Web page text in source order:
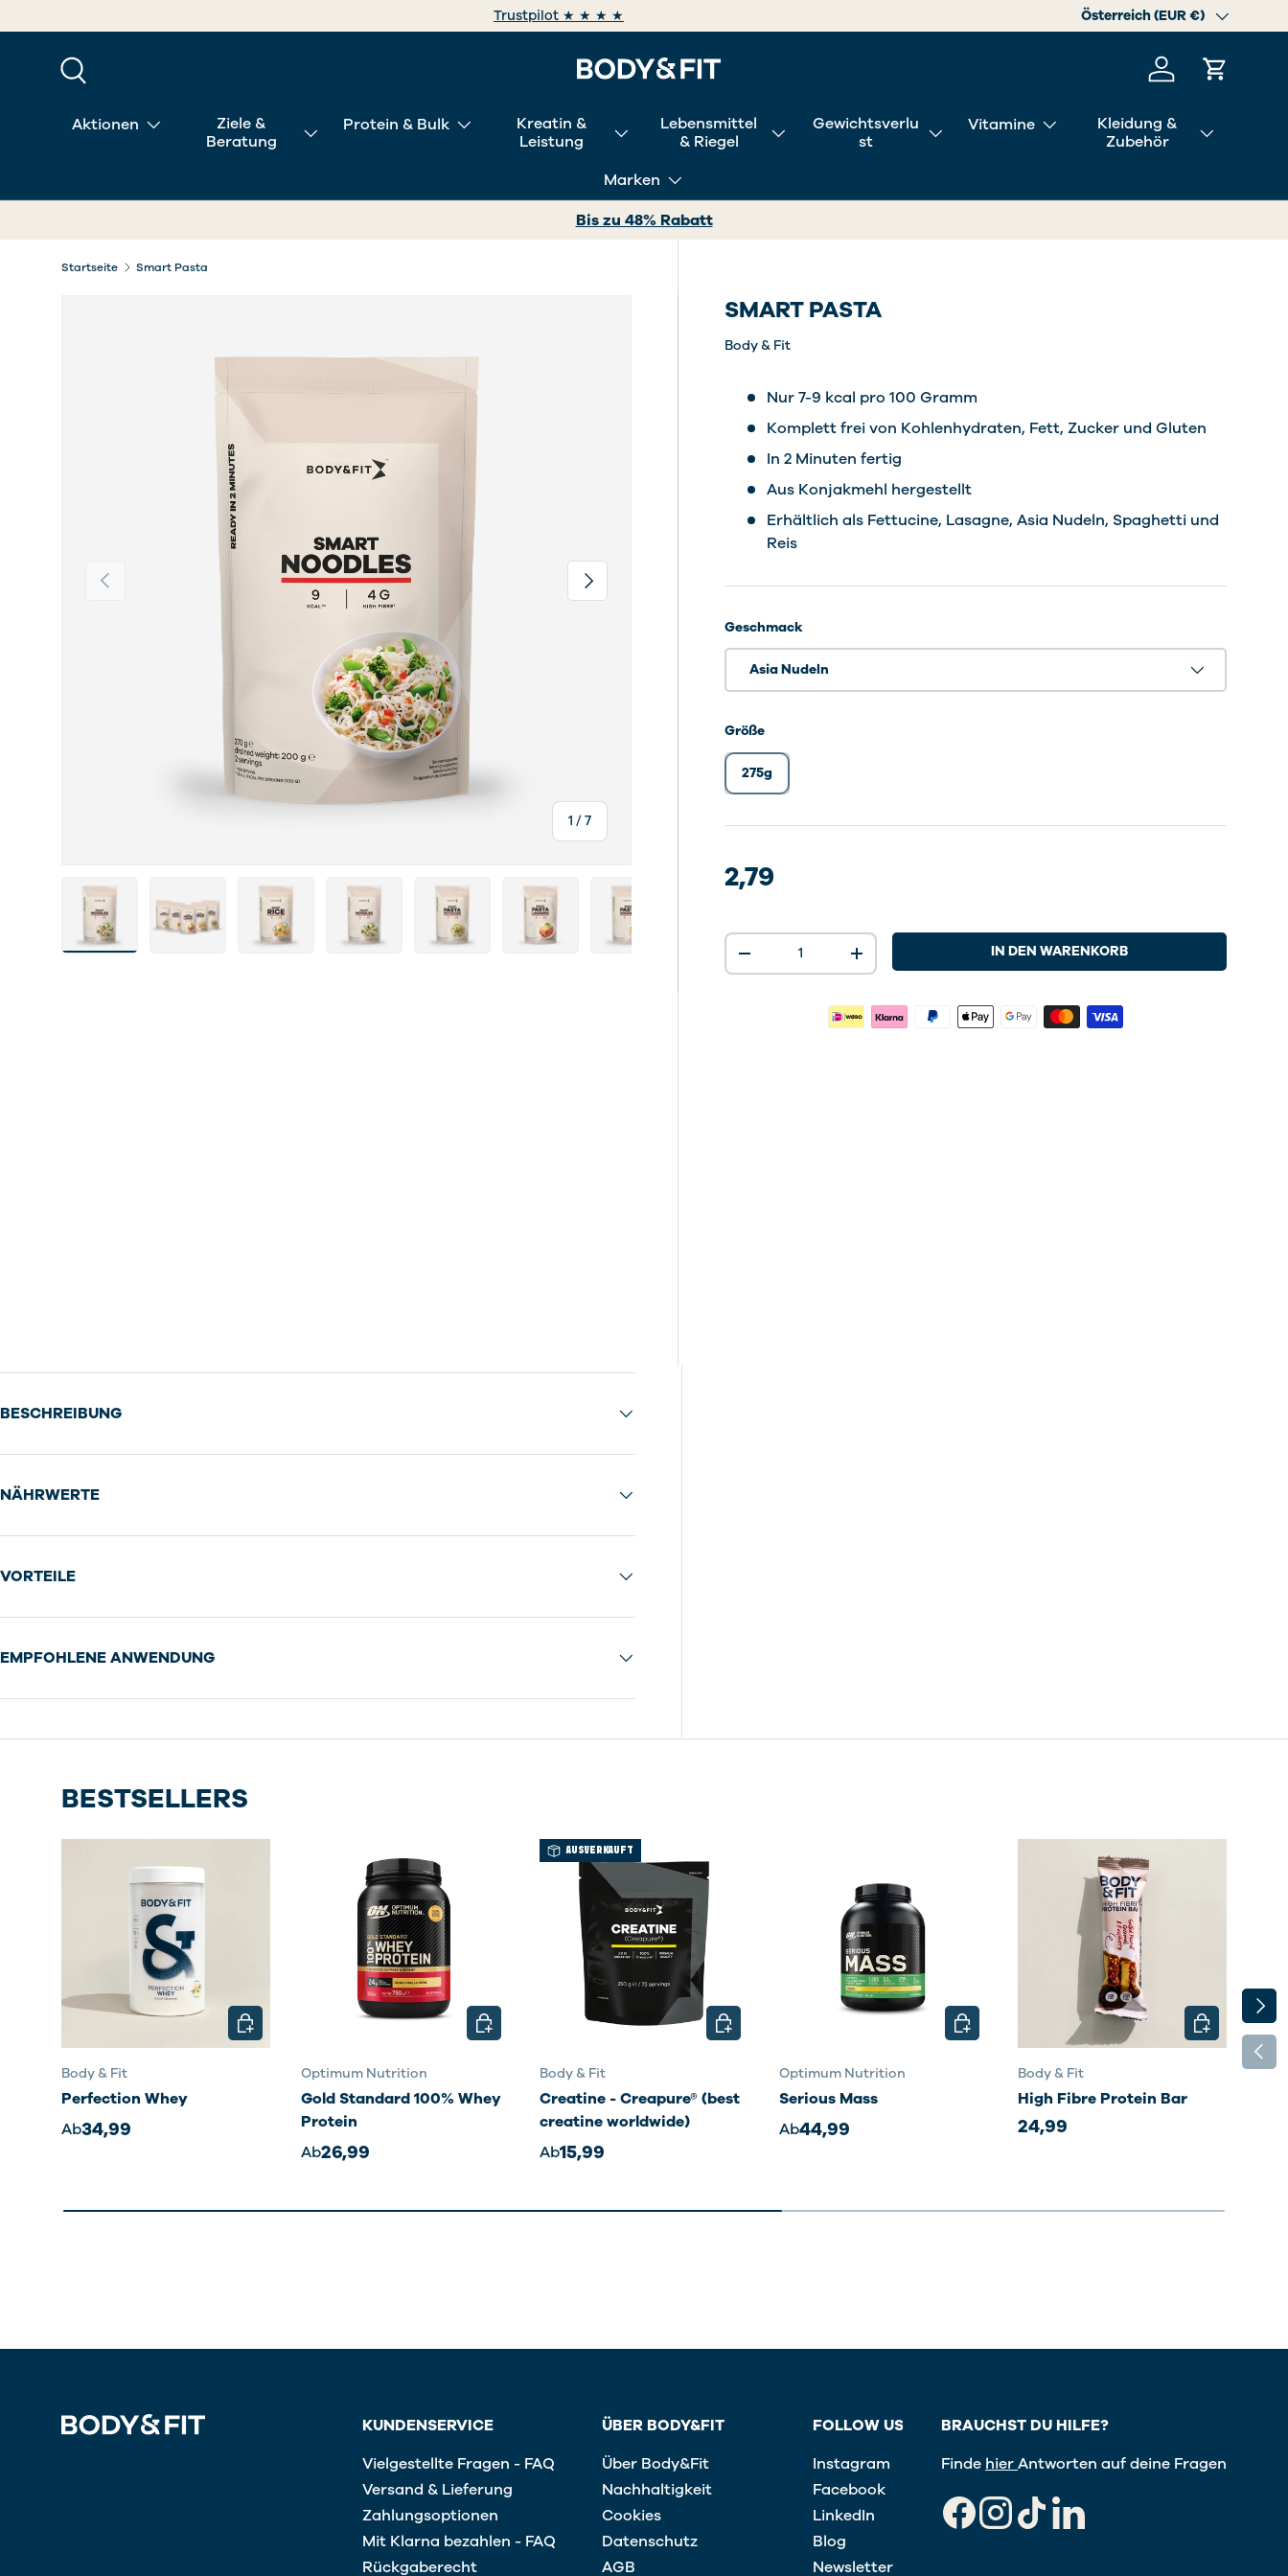
DIREKT ZUM INHALT
Trustpilot ★ ★ ★ ★ Land/Region
Österreich (EUR €)
Einloggen
Aktionen
Ziele &
Beratung
Protein & Bulk
Kreatin &
Leistung
Lebensmittel
& Riegel
Gewichtsverlu
st
Vitamine
Kleidung &
Zubehör
Marken
Bis zu 48% Rabatt
Startseite Smart Pasta
Vorherige
1 /von
7
Nächste
Bild 2 in Galerieansicht laden
Bild 6 in Galerieansicht laden
Bild 7 in Galerieansicht laden
Bild 8 in Galerieansicht laden
Bild 9 in Galerieansicht laden
Bild 10 in Galerieansicht laden
Bild 11 in Galerieansicht laden
SMART PASTA
Body & Fit
Nur 7-9 kcal pro 100 Gramm
Komplett frei von Kohlenhydraten, Fett, Zucker und Gluten
In 2 Minuten fertig
Aus Konjakmehl hergestellt
Erhältlich als Fettucine, Lasagne, Asia Nudeln, Spaghetti und
Reis
Geschmack
Asia Nudeln
Größe
275g
2,79
Anzahl
-
+ IN DEN WARENKORB
BESCHREIBUNG
NÄHRWERTE
VORTEILE
EMPFOHLENE ANWENDUNG
BESTSELLERS
Body & Fit
Perfection Whey
Ab34,99
OPTIONEN AUSWÄHLEN
Optimum Nutrition
Gold Standard 100% Whey
Protein
Ab26,99
OPTIONEN AUSWÄHLEN
AUSVERKAUFT
Body & Fit
Creatine - Creapure® (best
creatine worldwide)
Ab15,99
OPTIONEN AUSWÄHLEN
Optimum Nutrition
Serious Mass
Ab44,99
OPTIONEN AUSWÄHLEN
Body & Fit
High Fibre Protein Bar
24,99
OPTIONEN
KUNDENSERVICE
Vielgestellte Fragen - FAQ
Versand & Lieferung
Zahlungsoptionen
Mit Klarna bezahlen - FAQ
Rückgaberecht
ÜBER BODY&FIT
Über Body&Fit
Nachhaltigkeit
Cookies
Datenschutz
AGB
FOLLOW US
Instagram
Facebook
LinkedIn
Blog
Newsletter
BRAUCHST DU HILFE?
Finde hierAntworten auf deine Fragen
FacebookInstagram
TikTokLinkedIn